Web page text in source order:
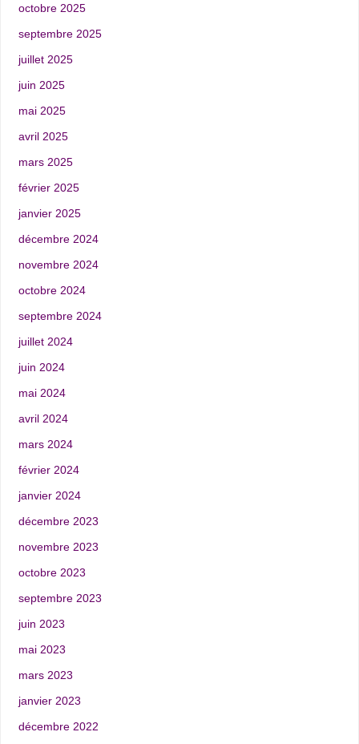
octobre 2025
septembre 2025
juillet 2025
juin 2025
mai 2025
avril 2025
mars 2025
février 2025
janvier 2025
décembre 2024
novembre 2024
octobre 2024
septembre 2024
juillet 2024
juin 2024
mai 2024
avril 2024
mars 2024
février 2024
janvier 2024
décembre 2023
novembre 2023
octobre 2023
septembre 2023
juin 2023
mai 2023
mars 2023
janvier 2023
décembre 2022